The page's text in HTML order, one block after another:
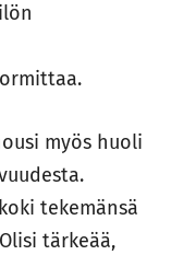
myös huoli
tekemänsä
tärkeää,